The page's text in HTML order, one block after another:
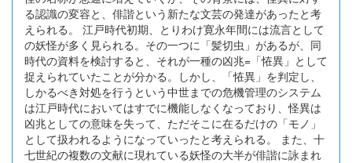
る認識の変容と、俳諧という新たな文芸の発達があったと考
えられる。 江戸時代初期、とりわけ寛永年間には流言として
の妖怪が多く見られる。その一つに「髪切虫」があるが、同
時代の資料を検討すると、それが一種の凶兆=「恠異」として
捉えられていたことが分かる。しかし、「恠異」を判定し、
しかるべき対処を行うという中世までの危機管理のシステム
は江戸時代においてはすでに機能しなくなっており、怪異は
凶兆としての意味を失って、ただそこに在るだけの「モノ」
として扱われるようになっていったと考えられる。 また、十
七世紀の複数の文献に現れている妖怪の大半が俳諧に詠まれ